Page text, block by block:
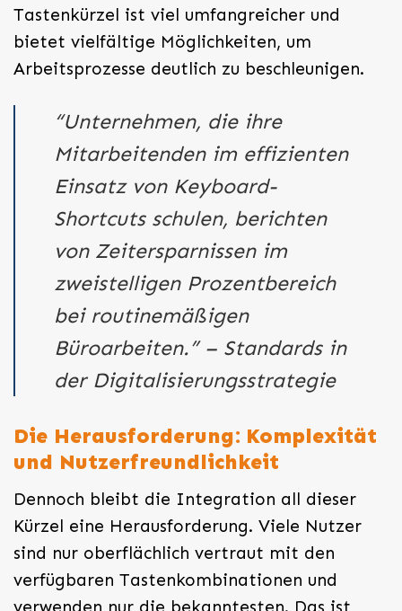
Tastenkürzel ist viel umfangreicher und
bietet vielfältige Möglichkeiten, um
Arbeitsprozesse deutlich zu beschleunigen.
“Unternehmen, die ihre
Mitarbeitenden im effizienten
Einsatz von Keyboard-
Shortcuts schulen, berichten
von Zeitersparnissen im
zweistelligen Prozentbereich
bei routinemäßigen
Büroarbeiten.” – Standards in
der Digitalisierungsstrategie
Die Herausforderung: Komplexität
und Nutzerfreundlichkeit
Dennoch bleibt die Integration all dieser
Kürzel eine Herausforderung. Viele Nutzer
sind nur oberflächlich vertraut mit den
verfügbaren Tastenkombinationen und
verwenden nur die bekanntesten. Das ist